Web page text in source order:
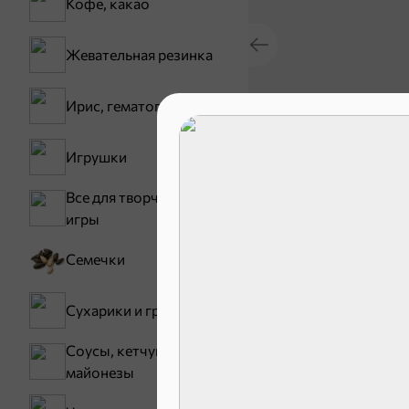
Жевательная резинка
Ирис, гематоген
Игрушки
Все для творчества,
игры
Семечки
Сухарики и гренки
Соусы, кетчупы,
майонезы